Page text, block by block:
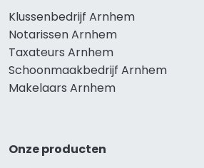
Klussenbedrijf Arnhem
Notarissen Arnhem
Taxateurs Arnhem
Schoonmaakbedrijf Arnhem
Makelaars Arnhem
Onze producten